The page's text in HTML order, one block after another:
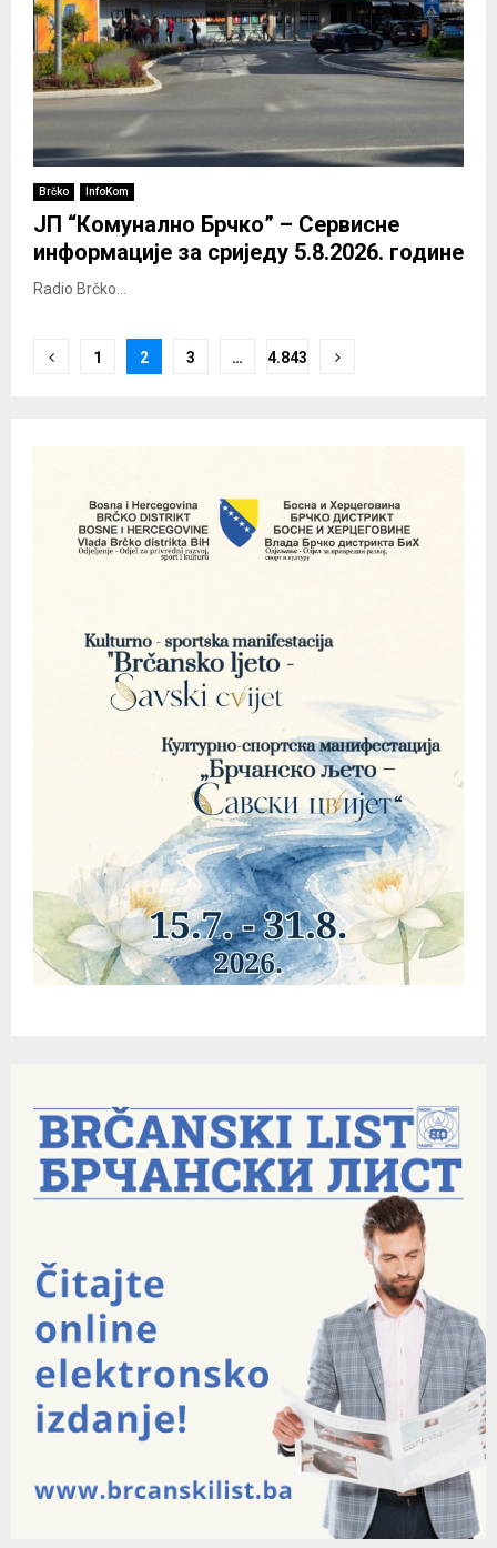
Brčko InfoKom
ЈП “Комунално Брчко” – Сервисне
информације за сриједу 5.8.2026. године
Radio Brčko...
Posts
1 2 3 … 4.843